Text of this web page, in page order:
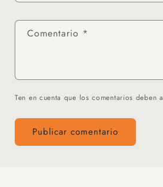
Comentario *
Ten en cuenta que los comentarios deben